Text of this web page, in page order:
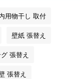
用物干し 取付
壁紙 張替え
張替え
張替え